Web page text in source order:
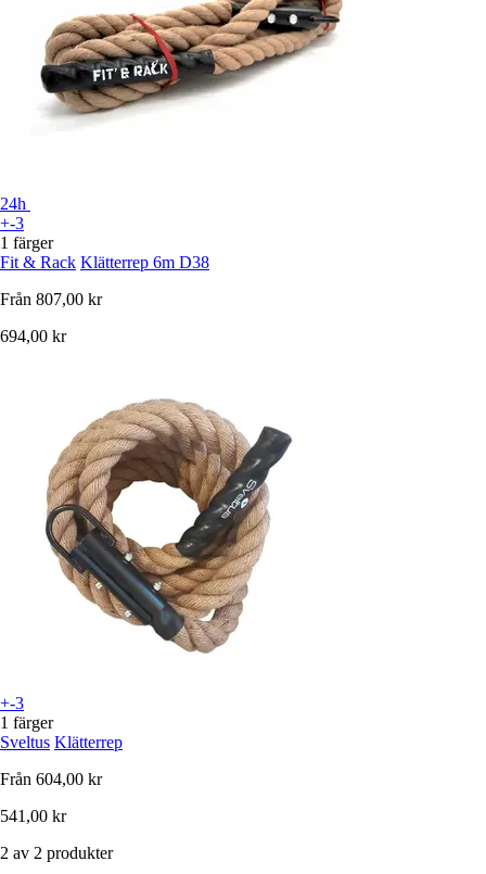
24h
+-3
1 färger
Fit & Rack Klätterrep 6m D38
Från 807,00 kr
694,00 kr
+-3
1 färger
Sveltus Klätterrep
Från 604,00 kr
541,00 kr
2 av 2 produkter